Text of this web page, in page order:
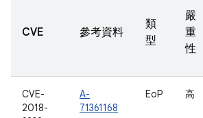
CVE 參考資料
類
型
嚴
重
性
CVE-
2018-
A-
71361168
EoP 高